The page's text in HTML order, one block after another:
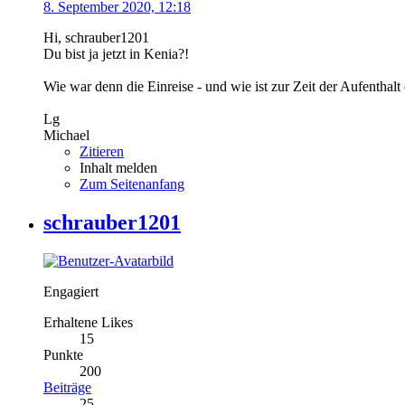
8. September 2020, 12:18
Hi, schrauber1201
Du bist ja jetzt in Kenia?!
Wie war denn die Einreise - und wie ist zur Zeit der Aufenthalt
Lg
Michael
Zitieren
Inhalt melden
Zum Seitenanfang
schrauber1201
Engagiert
Erhaltene Likes
15
Punkte
200
Beiträge